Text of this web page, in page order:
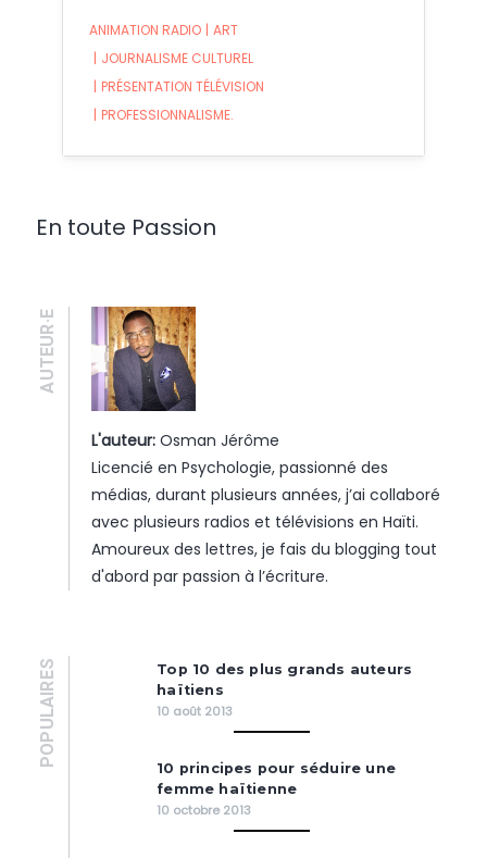
ANIMATION RADIO | ART
| JOURNALISME CULTUREL
| PRÉSENTATION TÉLÉVISION
| PROFESSIONNALISME.
En toute Passion
AUTEUR·E
L'auteur: Osman Jérôme
Licencié en Psychologie, passionné des
médias, durant plusieurs années, j’ai collaboré
avec plusieurs radios et télévisions en Haïti.
Amoureux des lettres, je fais du blogging tout
d'abord par passion à l’écriture.
POPULAIRES
Top 10 des plus grands auteurs
haïtiens
10 août 2013
10 principes pour séduire une
femme haïtienne
10 octobre 2013